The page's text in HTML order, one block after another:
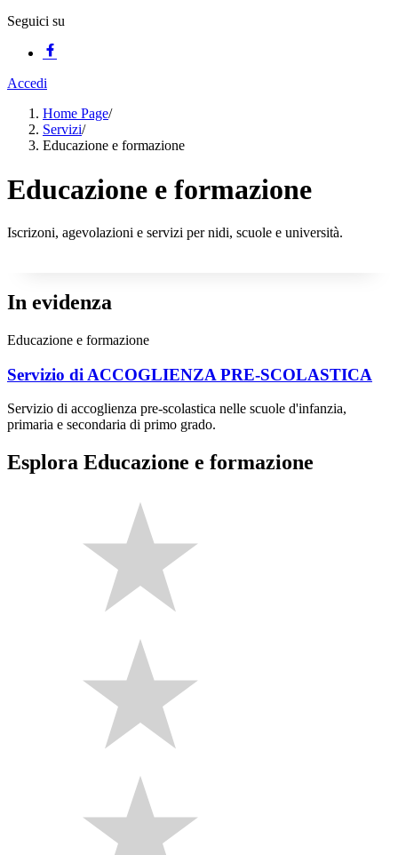
Seguici su
Accedi
Home Page/
Servizi/
Educazione e formazione
Educazione e formazione
Iscrizoni, agevolazioni e servizi per nidi, scuole e università.
In evidenza
Educazione e formazione
Servizio di ACCOGLIENZA PRE-SCOLASTICA
Servizio di accoglienza pre-scolastica nelle scuole d'infanzia,
primaria e secondaria di primo grado.
Esplora Educazione e formazione